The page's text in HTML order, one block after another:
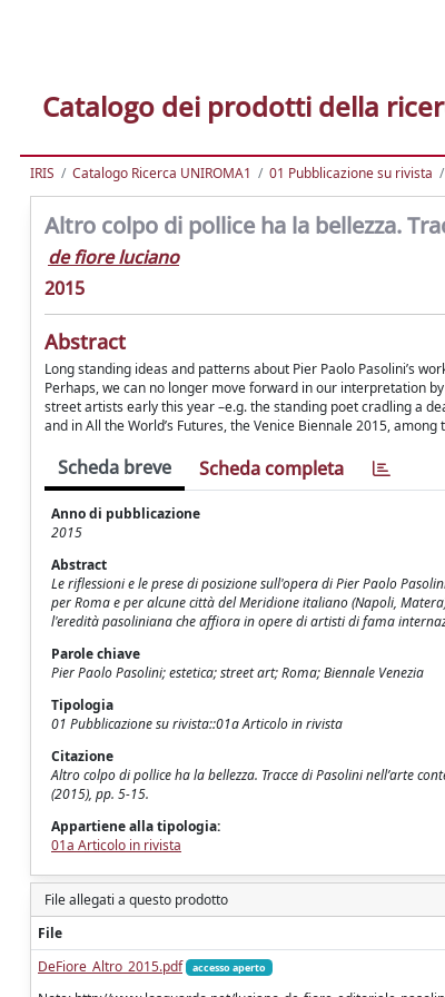
Catalogo dei prodotti della
IRIS Catalogo Ricerca UNIROMA1 01 Pubblicazione su rivista
Altro colpo di pollice ha la bellezza.
de fiore luciano
2015
Abstract
Long standing ideas and patterns about Pier Paolo Pasolini’s
Perhaps, we can no longer move forward in our interpretation
street artists early this year –e.g. the standing poet cradling a
and in All the World’s Futures, the Venice Biennale 2015,
Scheda breve Scheda completa
Anno di pubblicazione
2015
Abstract
Le riflessioni e le prese di posizione sull'opera di Pier Paolo
per Roma e per alcune città del Meridione italiano (Napoli,
l'eredità pasoliniana che affiora in opere di artisti di fama
Parole chiave
Pier Paolo Pasolini; estetica; street art; Roma; Biennale Venezia
Tipologia
01 Pubblicazione su rivista::01a Articolo in rivista
Citazione
Altro colpo di pollice ha la bellezza. Tracce di Pasolini nell’arte
(2015), pp. 5-15.
Appartiene alla tipologia:
01a Articolo in rivista
File allegati a questo prodotto
File
DeFiore_Altro_2015.pdf
accesso aperto